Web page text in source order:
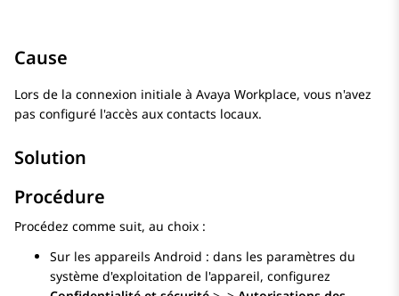
Cause
Lors de la connexion initiale à Avaya Workplace, vous n'avez
pas configuré l'accès aux contacts locaux.
Solution
Procédure
Procédez comme suit, au choix :
Sur les appareils Android : dans les paramètres du
système d'exploitation de l'appareil, configurez